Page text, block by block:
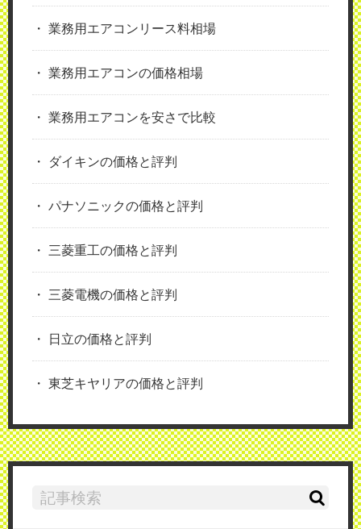
業務用エアコンリース料相場
業務用エアコンの価格相場
業務用エアコンを安さで比較
ダイキンの価格と評判
パナソニックの価格と評判
三菱重工の価格と評判
三菱電機の価格と評判
日立の価格と評判
東芝キヤリアの価格と評判